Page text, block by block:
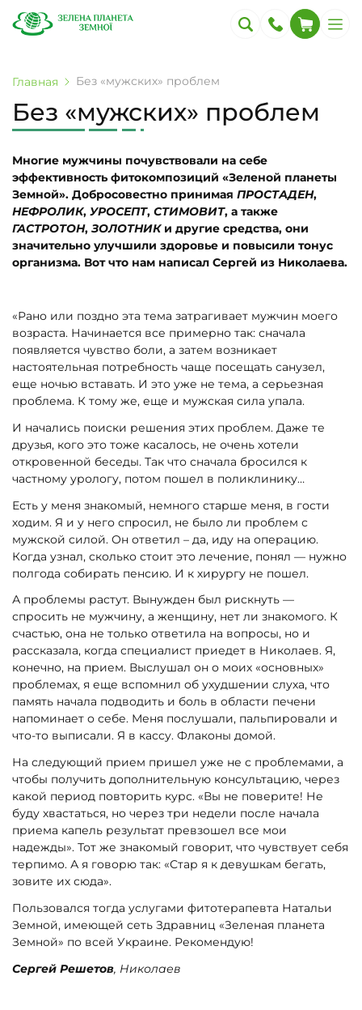
Главная Без «мужских» проблем
Без «мужских» проблем
Многие мужчины почувствовали на себе
эффективность фитокомпозиций «Зеленой планеты
Земной». Добросовестно принимая ПРОСТАДЕН,
НЕФРОЛИК, УРОСЕПТ, СТИМОВИТ, а также
ГАСТРОТОН, ЗОЛОТНИКи другие средства, они
значительно улучшили здоровье и повысили тонус
организма. Вот что нам написал Сергей из Николаева.
«Рано или поздно эта тема затрагивает мужчин моего
возраста. Начинается все примерно так: сначала
появляется чувство боли, а затем возникает
настоятельная потребность чаще посещать санузел,
еще ночью вставать. И это уже не тема, а серьезная
проблема. К тому же, еще и мужская сила упала.
И начались поиски решения этих проблем. Даже те
друзья, кого это тоже касалось, не очень хотели
откровенной беседы. Так что сначала бросился к
частному урологу, потом пошел в поликлинику…
Есть у меня знакомый, немного старше меня, в гости
ходим. Я и у него спросил, не было ли проблем с
мужской силой. Он ответил – да, иду на операцию.
Когда узнал, сколько стоит это лечение, понял — нужно
полгода собирать пенсию. И к хирургу не пошел.
А проблемы растут. Вынужден был рискнуть —
спросить не мужчину, а женщину, нет ли знакомого. К
счастью, она не только ответила на вопросы, но и
рассказала, когда специалист приедет в Николаев. Я,
конечно, на прием. Выслушал он о моих «основных»
проблемах, я еще вспомнил об ухудшении слуха, что
память начала подводить и боль в области печени
напоминает о себе. Меня послушали, пальпировали и
что-то выписали. Я в кассу. Флаконы домой.
На следующий прием пришел уже не с проблемами, а
чтобы получить дополнительную консультацию, через
какой период повторить курс. «Вы не поверите! Не
буду хвастаться, но через три недели после начала
приема капель результат превзошел все мои
надежды». Тот же знакомый говорит, что чувствует себя
терпимо. А я говорю так: «Стар я к девушкам бегать,
зовите их сюда».
Пользовался тогда услугами фитотерапевта Натальи
Земной, имеющей сеть Здравниц «Зеленая планета
Земной» по всей Украине. Рекомендую!
Сергей Решетов, Николаев